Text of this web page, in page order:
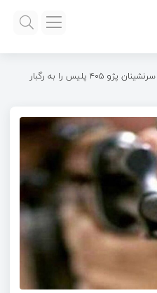
سرنشینان پژو ۴۰۵ پلیس را به رگبار